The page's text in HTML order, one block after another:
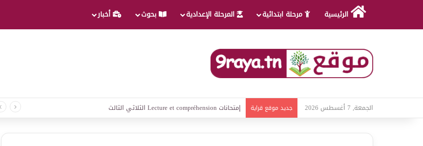
الرئيسية مرحلة ابتدائية المرحلة الإعدادية بحوث أخبار
الجمعة, 7 أغسطس 2026 جديد موقع قراية إمتحانات Lecture et compréhension الثلاثي الثالث